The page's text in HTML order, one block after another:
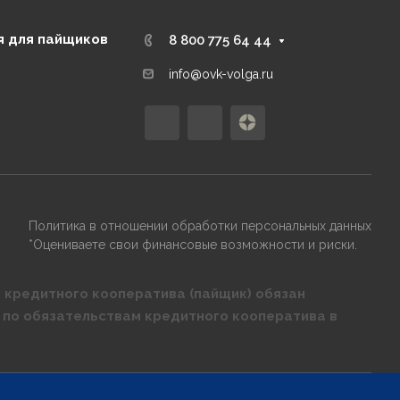
для пайщиков 8 800 775 64 44
info@ovk-volga.ru
Политика в отношении обработки персональных данных
*Оцениваете свои финансовые возможности и риски.
кооператива (пайщик) обязан
обязательствам кредитного кооператива в